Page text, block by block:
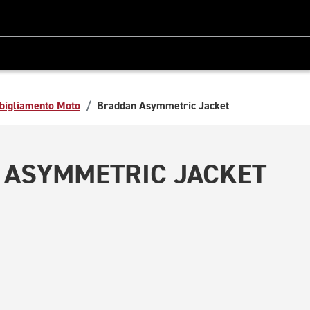
Moto Braddan Asymmetric Jacket
JACKET